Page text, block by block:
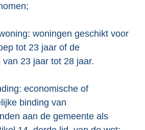
woningen geschikt voor
tot 23 jaar of de
van 23 jaar tot 28 jaar.
economische of
binding van
aan de gemeente als